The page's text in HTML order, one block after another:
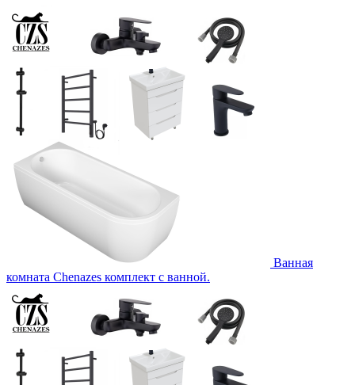
Ванная
комната Chenazes комплект с ванной.